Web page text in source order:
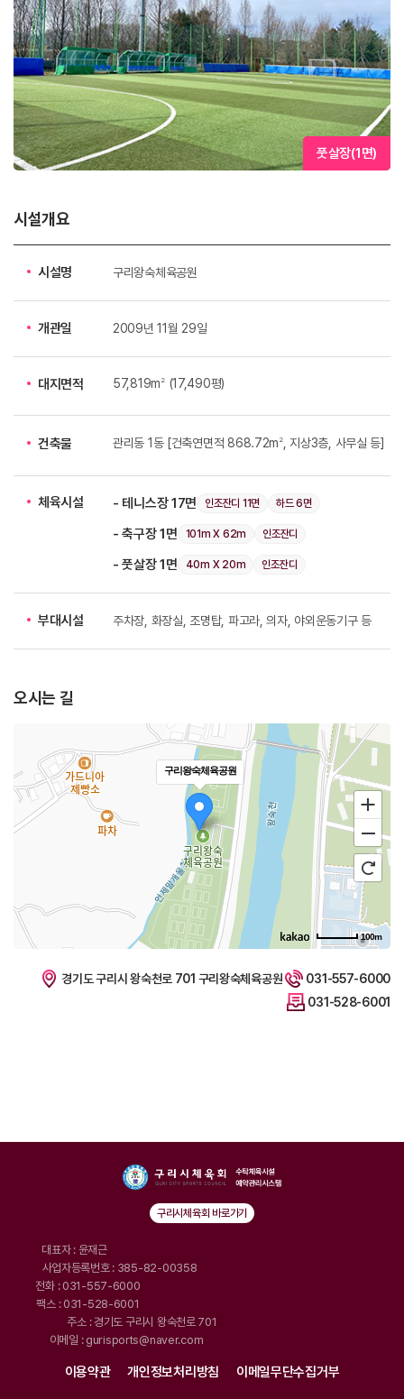
풋살장(1면)
시설개요
시설명 구리왕숙체육공원
개관일 2009년 11월 29일
대지면적 57,819m 2(17,490평)
건축물 관리동 1동 [건축연면적 868.72m 2, 지상3층, 사무실 등]
체육시설 - 테니스장 17면 인조잔디 11면 하드 6면
- 축구장 1면 101m X 62m 인조잔디
- 풋살장 1면 40m X 20m 인조잔디
부대시설 주차장, 화장실, 조명탑, 파고라, 의자, 야외운동기구 등
오시는 길
구리왕숙체육공원
100m
도
경기도 구리시 왕숙천로 701 구리왕숙체육공원
031-557-6000
031-528-6001
구리시체육회 바로가기
대표자 : 윤재근
사업자등록번호 : 385-82-00358
전화 : 031-557-6000
팩스 : 031-528-6001
주소 : 경기도 구리시 왕숙천로 701
이메일 : gurisports@naver.com
이용약관 개인정보처리방침 이메일무단수집거부